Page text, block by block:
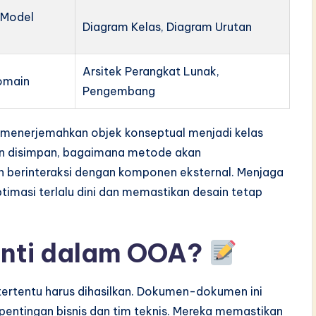
Diagram Kelas, Diagram Urutan
Arsitek Perangkat Lunak,
Pengembang
objek konseptual menjadi kelas
disimpan, bagaimana metode akan
dengan komponen eksternal. Menjaga
terlalu dini dan memastikan desain tetap
dalam OOA?
harus dihasilkan. Dokumen-dokumen ini
bisnis dan tim teknis. Mereka memastikan